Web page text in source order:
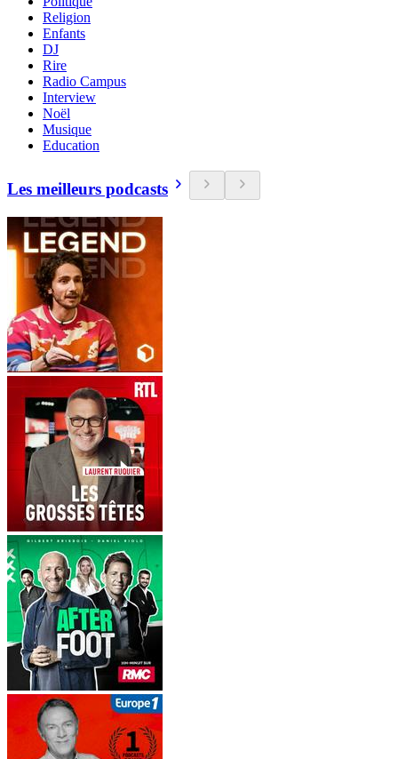
Religion
Enfants
DJ
Rire
Radio Campus
Interview
Noël
Musique
Education
Les meilleurs podcasts